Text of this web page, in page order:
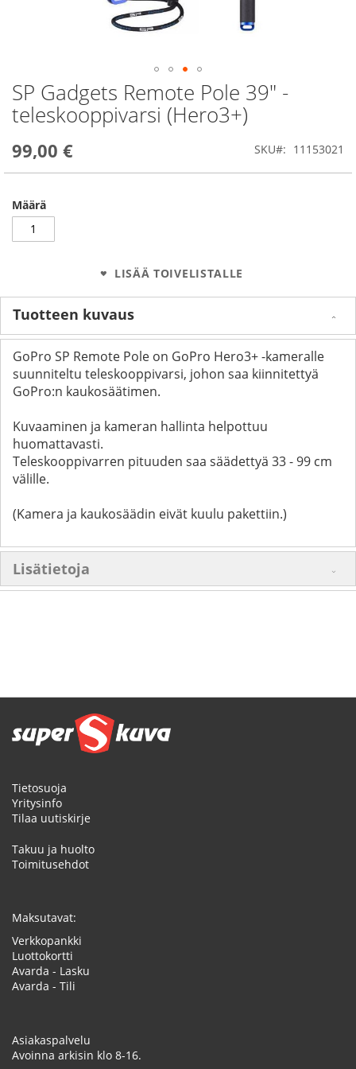
SP Gadgets Remote Pole 39" -
teleskooppivarsi (Hero3+)
99,00 € SKU 11153021
Määrä
LISÄÄ TOIVELISTALLE
Skip
to
the
of
images
Tuotteen kuvaus
GoPro SP Remote Pole on GoPro Hero3+ -kameralle
suunniteltu teleskooppivarsi, johon saa kiinnitettyä
GoPro:n kaukosäätimen.
Kuvaaminen ja kameran hallinta helpottuu
huomattavasti.
Teleskooppivarren pituuden saa säädettyä 33 - 99 cm
välille.
(Kamera ja kaukosäädin eivät kuulu pakettiin.)
Lisätietoja
Tietosuoja
Yritysinfo
Tilaa uutiskirje
Takuu ja huolto
Toimitusehdot
Maksutavat:
Verkkopankki
Luottokortti
Avarda - Lasku
Avarda - Tili
Asiakaspalvelu
Avoinna arkisin klo 8-16.